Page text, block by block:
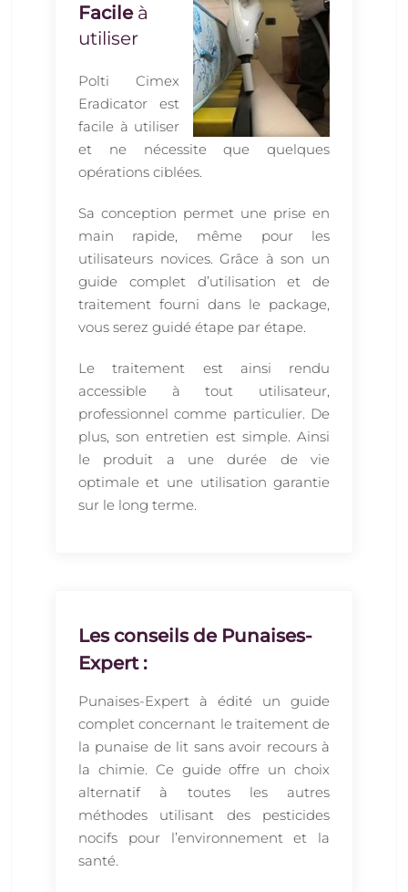
Facileà
utiliser
Polti Cimex
Eradicator est
facile à utiliser
et ne nécessite que quelques
opérations ciblées.
Sa conception permet une prise en
main rapide, même pour les
utilisateurs novices. Grâce à son un
guide complet d’utilisation et de
traitement fourni dans le package,
vous serez guidé étape par étape.
Le traitement est ainsi rendu
accessible à tout utilisateur,
professionnel comme particulier. De
plus, son entretien est simple. Ainsi
le produit a une durée de vie
optimale et une utilisation garantie
sur le long terme.
Les conseils de Punaises-
Expert :
Punaises-Expert à édité un guide
complet concernant le traitement de
la punaise de lit sans avoir recours à
la chimie. Ce guide offre un choix
alternatif à toutes les autres
méthodes utilisant des pesticides
nocifs pour l’environnement et la
santé.